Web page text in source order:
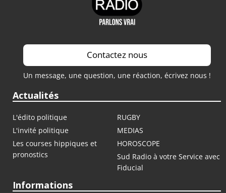
Contactez nous
Un message, une question, une réaction, écrivez nous !
Actualités
L'édito politique
RUGBY
L'invité politique
MEDIAS
Les courses hippiques et
pronostics
HOROSCOPE
Sud Radio à votre Service avec
Fiducial
Informations